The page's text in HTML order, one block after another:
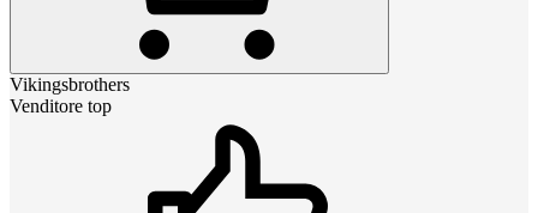
Vikingsbrothers
Venditore top